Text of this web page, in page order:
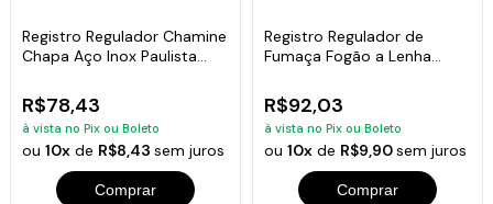
Registro Regulador Chamine
Chapa Aço Inox Paulista
R$78,43
à vista no Pix ou Boleto
ou10x de R$8,43sem juros
Comprar
Registro Regulador de
Fumaça Fogão a Lenha
R$92,03
à vista no Pix ou Boleto
ou 10xde R$9,90sem juros
Comprar